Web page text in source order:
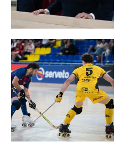
FC Barcelona club badge